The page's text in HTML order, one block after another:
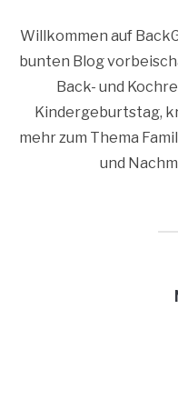
Willkommen auf
bunten Blog
Back- und
Kindergeburtstag,
mehr zum Thema
und